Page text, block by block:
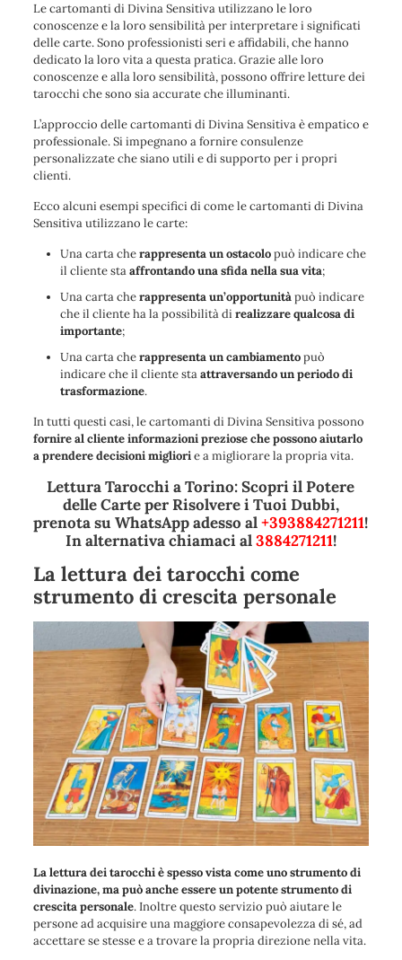
Le cartomanti di Divina Sensitiva utilizzano le loro
conoscenze e la loro sensibilità per interpretare i significati
delle carte. Sono professionisti seri e affidabili, che hanno
dedicato la loro vita a questa pratica. Grazie alle loro
conoscenze e alla loro sensibilità, possono offrire letture dei
tarocchi che sono sia accurate che illuminanti.
L’approccio delle cartomanti di Divina Sensitiva è empatico e
professionale. Si impegnano a fornire consulenze
personalizzate che siano utili e di supporto per i propri
clienti.
Ecco alcuni esempi specifici di come le cartomanti di Divina
Sensitiva utilizzano le carte:
Una carta cherappresenta un ostacolopuò indicare che
il cliente staaffrontando una sfida nella sua vita;
Una carta cherappresenta un’opportunitàpuò indicare
che il cliente ha la possibilità direalizzare qualcosa di
importante;
Una carta cherappresenta un cambiamentopuò
indicare che il cliente staattraversando un periodo di
trasformazione.
In tutti questi casi, le cartomanti di Divina Sensitiva possono
fornire al cliente informazioni preziose che possono aiutarlo
a prendere decisioni migliorie a migliorare la propria vita.
Lettura Tarocchi a Torino: Scopri il Potere
delle Carte per Risolvere i Tuoi Dubbi,
prenota su WhatsApp adesso al+393884271211!
In alternativa chiamaci al3884271211!
La lettura dei tarocchi come
strumento di crescita personale
La lettura dei tarocchi è spesso vista come uno strumento di
divinazione, ma può anche essere un potente strumento di
crescita personale. Inoltre questo servizio può aiutare le
persone ad acquisire una maggiore consapevolezza di sé, ad
accettare se stesse e a trovare la propria direzione nella vita.